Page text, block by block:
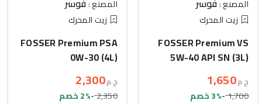
المصنع :
زيت المحرك
FOSSER Premium VS
5W-40 API SN (3L)
ج.م1,650
1,700-3% خصم
المصنع :
زيت المحرك
FOSSER Premium PSA
0W-30 (4L)
ج.م2,300
2,350-2% خصم